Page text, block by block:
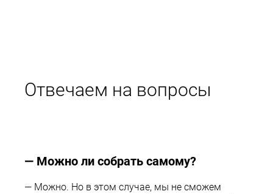
Отвечаем на вопросы
— Можно ли собрать самому?
— Можно. Но в этом случае, мы не сможем